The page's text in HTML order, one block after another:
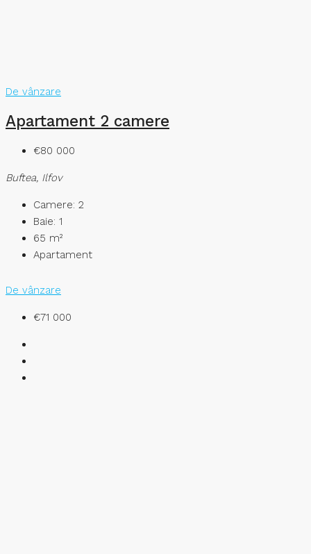
De vânzare
Apartament 2 camere
€80 000
Buftea, Ilfov
Camere: 2
Baie: 1
65 m²
Apartament
De vânzare
€71 000